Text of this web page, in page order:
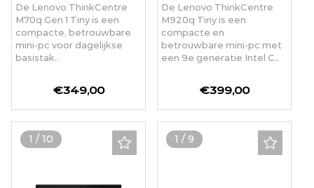
De Lenovo ThinkCentre
M70q Gen 1 Tiny is een
compacte, betrouwbare
mini-pc voor dagelijkse
basistak..
€349,00
De Lenovo ThinkCentre
M920q Tiny is een
compacte en
betrouwbare mini-pc met
een 9e generatie Intel C..
€399,00
1 / 10 1 / 9